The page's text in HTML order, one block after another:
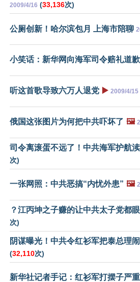
2009/4/16 (33,136次)
公厕创新！哈尔滨包月 上海市陪聊
小笑话：新华网向海军司令赔礼道歉
听这首歌导致六万人退党 ▶️ 2009/4/15
俄国这张图片为何把中共吓坏了 🖼️
司令离滚蛋不远了！中共海军护航
次)
一张网照：中共恶搞“内忧外患” 🖼️
？江丙坤之子赚的让中共太子党都
次)
阴谋曝光！中共令红衫军把泰总理
(32,110次)
新华社记者手记：红衫军打摆子严重